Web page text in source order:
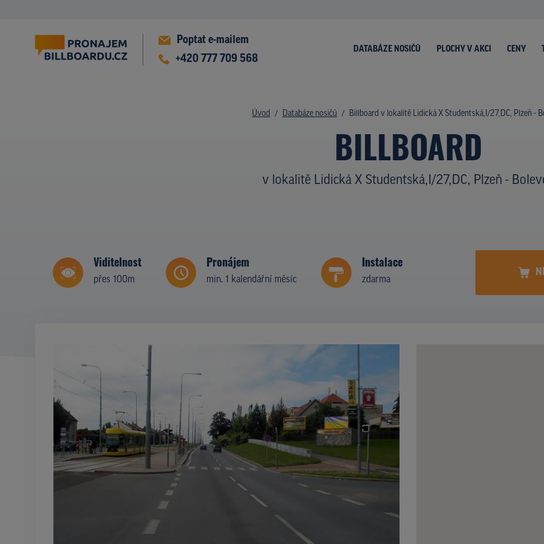
Poptat e-mailem
+420 777 709 568
DATABÁZE NOSIČŮ PLOCHY V AKCI CENY
Úvod Databáze nosičů Billboard v lokalitě Lidická X Studentská,I/27,DC, Plzeň -
BILLBOARD
v lokalitě Lidická X Studentská,I/27,DC, Plzeň -
Viditelnost
přes 100m
Pronájem
min. 1 kalendářní měsíc
Instalace
zdarma